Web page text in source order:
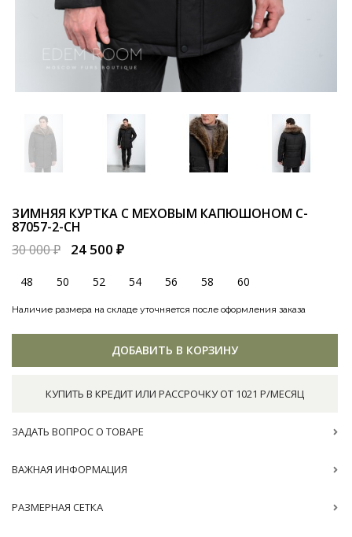
ЗИМНЯЯ КУРТКА С МЕХОВЫМ КАПЮШОНОМ C-
87057-2-CH
30 000 ₽
24 500 ₽
48 50 52 54 56 58 60
Наличие размера на складе уточняется после оформления заказа
ДОБАВИТЬ В КОРЗИНУ
КУПИТЬ В КРЕДИТ ИЛИ РАССРОЧКУ ОТ 1021 Р/МЕСЯЦ
ЗАДАТЬ ВОПРОС О ТОВАРЕ
ВАЖНАЯ ИНФОРМАЦИЯ
РАЗМЕРНАЯ СЕТКА